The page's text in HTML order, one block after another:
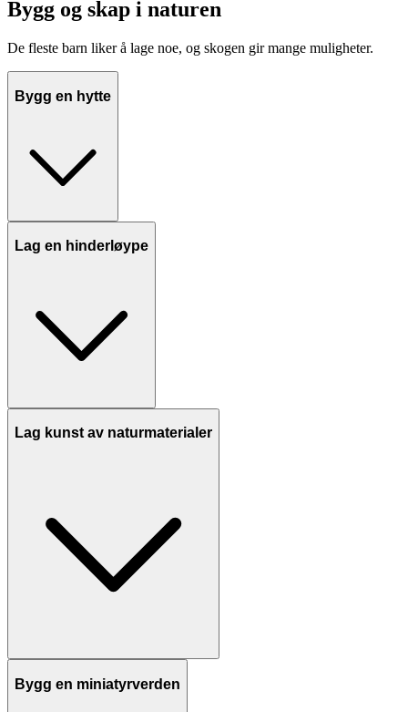
Bygg og skap i naturen
De fleste barn liker å lage noe, og skogen gir mange muligheter.
Bygg en hytte
Lag en hinderløype
Lag kunst av naturmaterialer
Bygg en miniatyrverden